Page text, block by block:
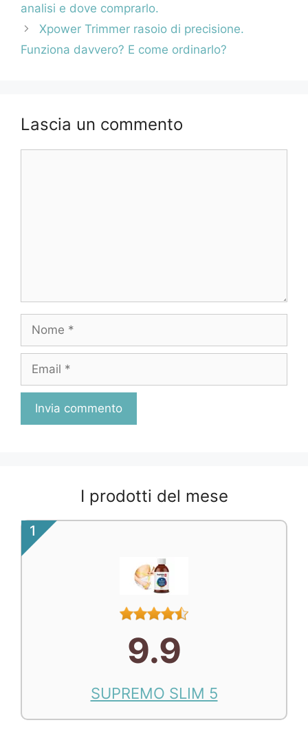
analisi e dove comprarlo.
Xpower Trimmer rasoio di precisione.
Funziona davvero? E come ordinarlo?
Lascia un commento
Nome
Email
I prodotti del mese
1
9.9
SUPREMO SLIM 5